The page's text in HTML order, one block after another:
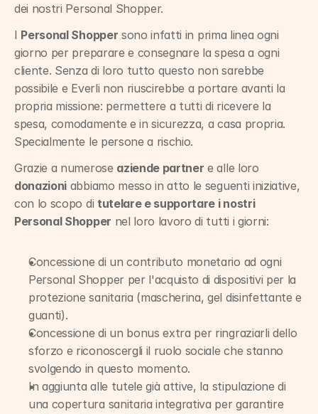
dei nostri Personal Shopper.
I Personal Shopper sono infatti in prima linea ogni
giorno per preparare e consegnare la spesa a ogni
cliente. Senza di loro tutto questo non sarebbe
possibile e Everli non riuscirebbe a portare avanti la
propria missione: permettere a tutti di ricevere la
spesa, comodamente e in sicurezza, a casa propria.
Specialmente le persone a rischio.
Grazie a numerose aziende partner
donazioni abbiamo messo in atto le seguenti iniziative,
con lo scopo di tutelare e supportare i nostri
Personal Shopper nel loro lavoro di tutti i giorni:
Concessione di un contributo monetario ad ogni
Personal Shopper per l'acquisto di dispositivi per la
protezione sanitaria (mascherina, gel disinfettante e
guanti).
Concessione di un bonus extra per ringraziarli dello
sforzo e riconoscergli il ruolo sociale che stanno
svolgendo in questo momento.
In aggiunta alle tutele già attive, la stipulazione di
una copertura sanitaria integrativa per garantire